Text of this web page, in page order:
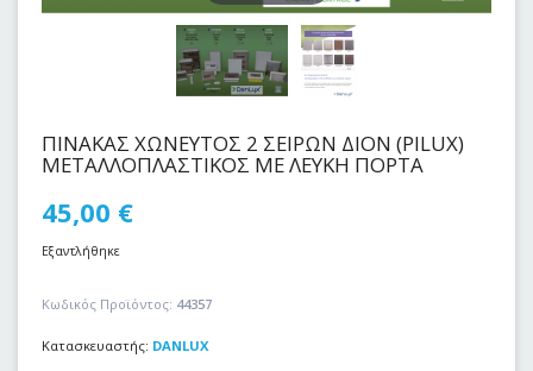
ΠΙΝΑΚΑΣ ΧΩΝΕΥΤΟΣ 2 ΣΕΙΡΩΝ ΔΙΟΝ (PILUX)
ΜΕΤΑΛΛΟΠΛΑΣΤΙΚΟΣ ΜΕ ΛΕΥΚΗ ΠΟΡΤΑ
45,00 €
Εξαντλήθηκε
Κωδικός Προϊόντος: 44357
Κατασκευαστής: DANLUX